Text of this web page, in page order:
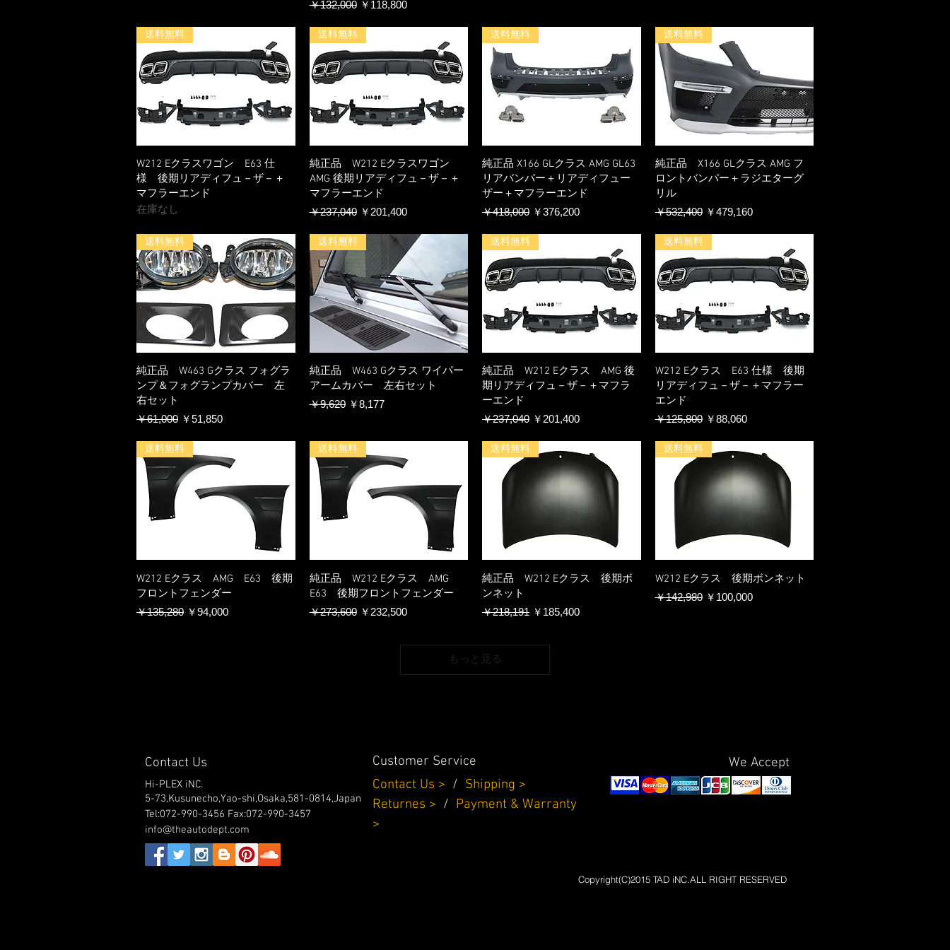
通常価格
￥132,000 セール価格
￥118,800
送料無料
W212 Eクラスワゴン E63 仕
様 後期リアディフュ－ザ－＋
マフラーエンド
在庫なし
送料無料
純正品 W212 Eクラスワゴン
AMG 後期リアディフュ－ザ－＋
マフラーエンド
通常価格
￥237,040 セール価格
￥201,400
送料無料
純正品 X166 GLクラス AMG GL63
リアバンパー＋リアディフュー
ザー＋マフラーエンド
通常価格
￥418,000 セール価格
￥376,200
送料無料
純正品 X166 GLクラス AMG フ
ロントバンパー＋ラジエターグ
リル
通常価格
￥532,400 セール価格
￥479,160
送料無料
純正品 W463 Gクラス フォグラ
ンプ＆フォグランプカバー 左
右セット
通常価格
￥61,000 セール価格
￥51,850
送料無料
純正品 W463 Gクラス ワイパー
アームカバー 左右セット
通常価格
￥9,620 セール価格
￥8,177
送料無料
純正品 W212 Eクラス AMG 後
期リアディフュ－ザ－＋マフラ
ーエンド
通常価格
￥237,040 セール価格
￥201,400
送料無料
W212 Eクラス E63 仕様 後期
リアディフュ－ザ－＋マフラー
エンド
通常価格
￥125,800 セール価格
￥88,060
送料無料
W212 Eクラス AMG E63 後期
フロントフェンダー
通常価格
￥135,280 セール価格
￥94,000
送料無料
純正品 W212 Eクラス AMG
E63 後期フロントフェンダー
通常価格
￥273,600 セール価格
￥232,500
送料無料
純正品 W212 Eクラス 後期ボ
ンネット
通常価格
￥218,191 セール価格
￥185,400
送料無料
W212 Eクラス 後期ボンネット
通常価格
￥142,980 セール価格
￥100,000
もっと見る
Contact Us
Hi-PLEX iNC.
5-73,Kusunecho,Yao-shi,Osaka,581-0814,Japan
Tel:072-990-3456 Fax:072-990-3457
info@theautodept.com
Customer Service
Contact Us > / Shipping >
Returnes > / Payment & Warranty
>
We Accept
Copyright(C)2015 TAD iNC.ALL RIGHT RESERVED